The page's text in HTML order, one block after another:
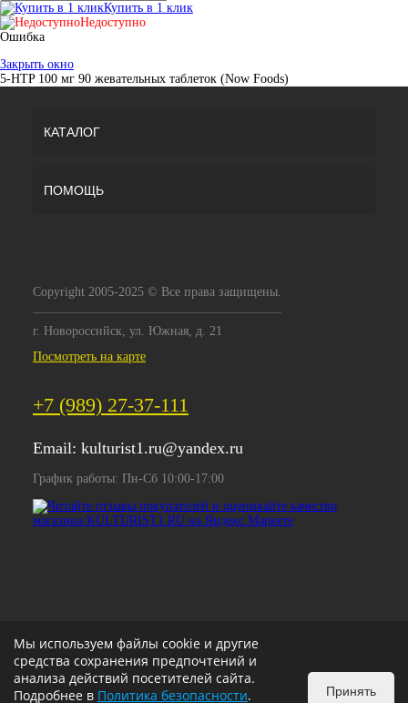
Купить в 1 клик
Недоступно
Ошибка
Закрыть окно
5-HTP 100 мг 90 жевательных таблеток (Now Foods)
КАТАЛОГ
ПОМОЩЬ
Copyright 2005-2025 © Все права защищены.
г. Новороссийск, ул. Южная, д. 21
Посмотреть на карте
+7 (989) 27-37-111
Email: kulturist1.ru@yandex.ru
График работы: Пн-Сб 10:00-17:00
Мы используем файлы cookie и другие
средства сохранения предпочтений и
анализа действий посетителей сайта.
Подробнее в Политика безопасности. Принять